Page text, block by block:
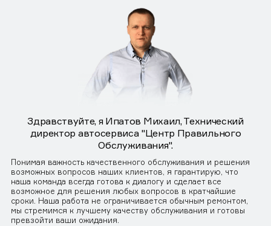
Здравствуйте, я Ипатов Михаил, Технический
директор автосервиса "Центр Правильного
Обслуживания".
Понимая важность качественного обслуживания и решения
возможных вопросов наших клиентов, я гарантирую, что
наша команда всегда готова к диалогу и сделает все
возможное для решения любых вопросов в кратчайшие
сроки. Наша работа не ограничивается обычным ремонтом,
мы стремимся к лучшему качеству обслуживания и готовы
превзойти ваши ожидания.